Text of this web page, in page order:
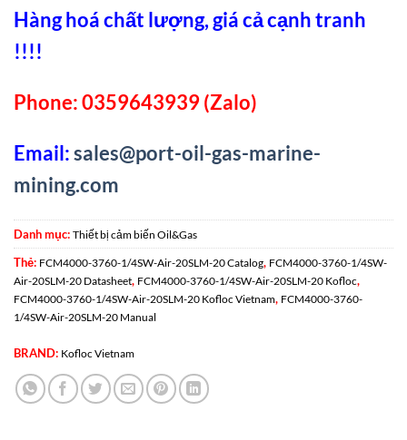
Hàng hoá chất lượng, giá cả cạnh tranh
!!!!
Phone: 0359643939 (Zalo)
Email:sales@port-oil-gas-marine-
mining.com
Danh mục: Thiết bị cảm biến Oil&Gas
Thẻ: FCM4000-3760-1/4SW-Air-20SLM-20 Catalog, FCM4000-3760-1/4SW-
Air-20SLM-20 Datasheet, FCM4000-3760-1/4SW-Air-20SLM-20 Kofloc,
FCM4000-3760-1/4SW-Air-20SLM-20 Kofloc Vietnam, FCM4000-3760-
1/4SW-Air-20SLM-20 Manual
BRAND: Kofloc Vietnam